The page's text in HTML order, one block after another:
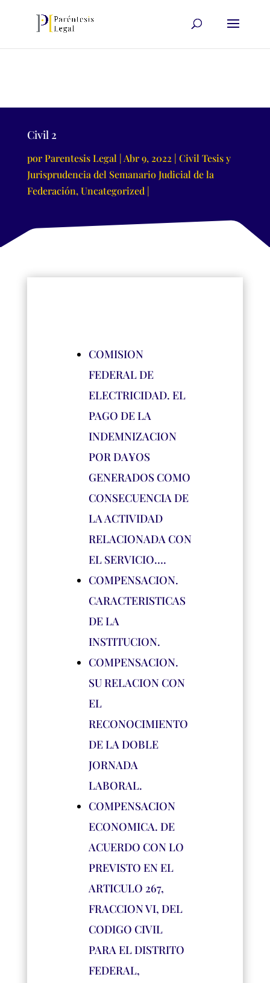
Civil 2
porParentesis Legal Abr 9, 2022 Civil Tesis y
Jurisprudencia del Semanario Judicial de la
Federación, Uncategorized
COMISION
FEDERAL DE
ELECTRICIDAD. EL
PAGO DE LA
INDEMNIZACION
POR DA¥OS
GENERADOS COMO
CONSECUENCIA DE
LA ACTIVIDAD
RELACIONADA CON
EL SERVICIO….
COMPENSACION.
CARACTERISTICAS
DE LA
INSTITUCION.
COMPENSACION.
SU RELACION CON
EL
RECONOCIMIENTO
DE LA DOBLE
JORNADA
LABORAL.
COMPENSACION
ECONOMICA. DE
ACUERDO CON LO
PREVISTO EN EL
ARTICULO 267,
FRACCION VI, DEL
CODIGO CIVIL
PARA EL DISTRITO
FEDERAL,